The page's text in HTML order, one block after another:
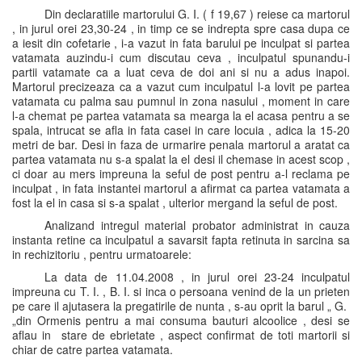
Din declaratiile martorului G. I. ( f 19,67 ) reiese ca martorul
, in jurul orei 23,30-24 , in timp ce se indrepta spre casa dupa ce
a iesit din cofetarie , i-a vazut in fata barului pe inculpat si partea
vatamata auzindu-i cum discutau ceva , inculpatul spunandu-i
partii vatamate ca a luat ceva de doi ani si nu a adus inapoi.
Martorul precizeaza ca a vazut cum inculpatul l-a lovit pe partea
vatamata cu palma sau pumnul in zona nasului , moment in care
l-a chemat pe partea vatamata sa mearga la el acasa pentru a se
spala, intrucat se afla in fata casei in care locuia , adica la 15-20
metri de bar. Desi in faza de urmarire penala martorul a aratat ca
partea vatamata nu s-a spalat la el desi il chemase in acest scop ,
ci doar au mers impreuna la seful de post pentru a-l reclama pe
inculpat , in fata instantei martorul a afirmat ca partea vatamata a
fost la el in casa si s-a spalat , ulterior mergand la seful de post.
Analizand intregul material probator administrat in cauza
instanta retine ca inculpatul a savarsit fapta retinuta in sarcina sa
in rechizitoriu , pentru urmatoarele:
La data de 11.04.2008 , in jurul orei 23-24 inculpatul
impreuna cu T. I. , B. I. si inca o persoana venind de la un prieten
pe care il ajutasera la pregatirile de nunta , s-au oprit la barul „ G.
„din Ormenis pentru a mai consuma bauturi alcoolice , desi se
aflau in stare de ebrietate , aspect confirmat de toti martorii si
chiar de catre partea vatamata.